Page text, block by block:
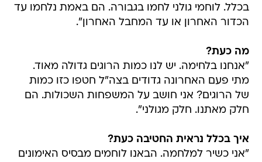
בכלל. לוחמי גולני לחמו בגבורה. הם באמת נלחמו עד
הכדור האחרון או עד המחבל האחרון".
מה כעת?
"אנחנו בלחימה. יש לנו כמות הרוגים גדולה מאוד.
מתי פעם האחרונה גדודים בצה"ל חטפו כזו כמות
של הרוגים? אני חושב על המשפחות השכולות. הם
חלק מאתנו. חלק מגולני".
איך בכלל נראית החטיבה כעת?
"אני כשיר למלחמה. הבאנו לוחמים מבסיס האימונים